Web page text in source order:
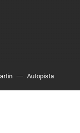
Autopista